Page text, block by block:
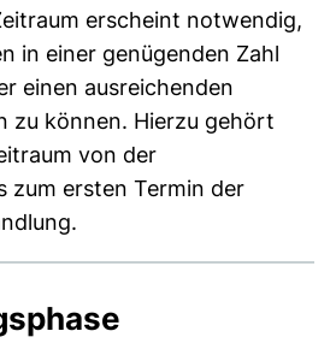
erscheint notwendig,
in einer genügenden Zahl
einen ausreichenden
zu können. Hierzu gehört
von der
zum ersten Termin der